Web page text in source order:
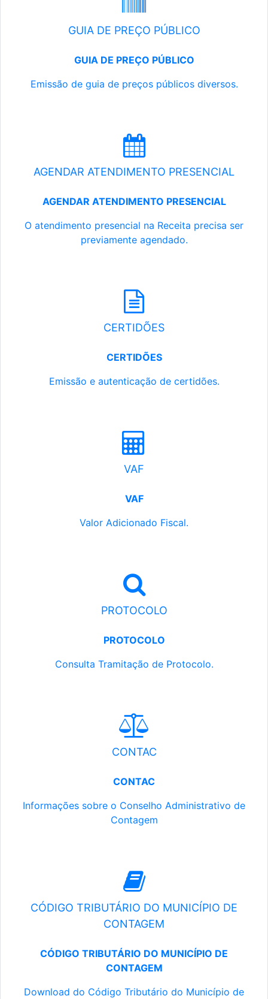
GUIA DE PREÇO PÚBLICO
GUIA DE PREÇO PÚBLICO
Emissão de guia de preços públicos diversos.
AGENDAR ATENDIMENTO PRESENCIAL
AGENDAR ATENDIMENTO PRESENCIAL
O atendimento presencial na Receita precisa ser
previamente agendado.
CERTIDÕES
CERTIDÕES
Emissão e autenticação de certidões.
VAF
VAF
Valor Adicionado Fiscal.
PROTOCOLO
PROTOCOLO
Consulta Tramitação de Protocolo.
CONTAC
CONTAC
Informações sobre o Conselho Administrativo de
Contagem
CÓDIGO TRIBUTÁRIO DO MUNICÍPIO DE
CONTAGEM
CÓDIGO TRIBUTÁRIO DO MUNICÍPIO DE
CONTAGEM
Download do Código Tributário do Município de